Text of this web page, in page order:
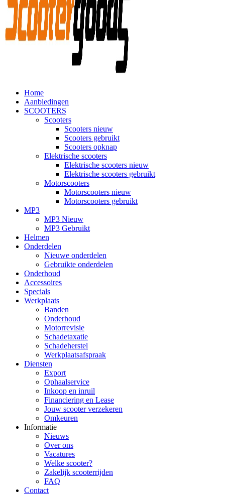
Home
Aanbiedingen
SCOOTERS
Scooters
Scooters nieuw
Scooters gebruikt
Scooters opknap
Elektrische scooters
Elektrische scooters nieuw
Elektrische scooters gebruikt
Motorscooters
Motorscooters nieuw
Motorscooters gebruikt
MP3
MP3 Nieuw
MP3 Gebruikt
Helmen
Onderdelen
Nieuwe onderdelen
Gebruikte onderdelen
Onderhoud
Accessoires
Specials
Werkplaats
Banden
Onderhoud
Motorrevisie
Schadetaxatie
Schadeherstel
Werkplaatsafspraak
Diensten
Export
Ophaalservice
Inkoop en inruil
Financiering en Lease
Jouw scooter verzekeren
Omkeuren
Informatie
Nieuws
Over ons
Vacatures
Welke scooter?
Zakelijk scooterrijden
FAQ
Contact